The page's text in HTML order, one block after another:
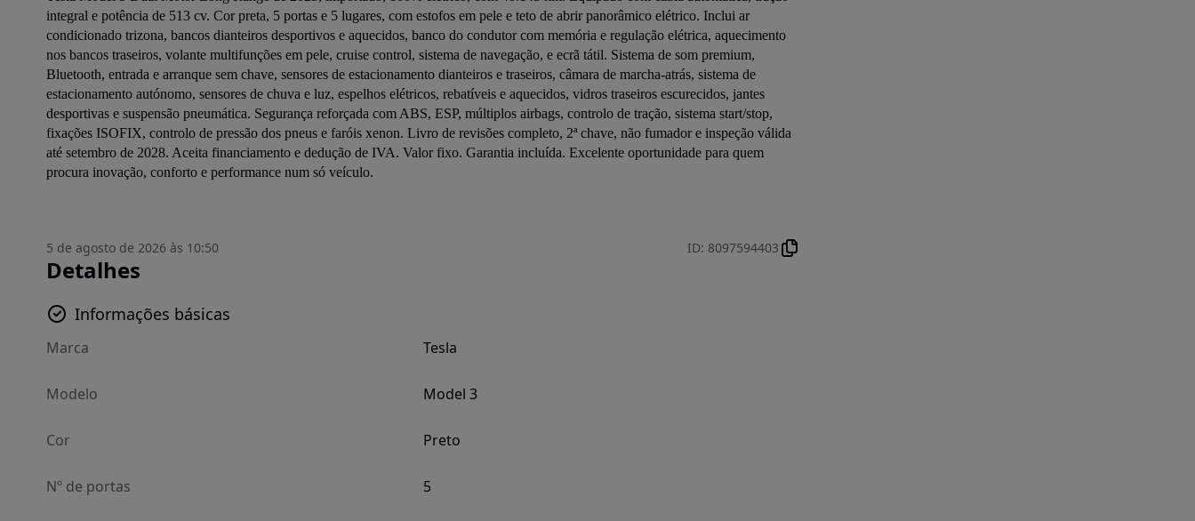
integral e potência de 513 cv. Cor preta, 5 portas e 5 lugares, com estofos em pele e teto de abrir panorâmico elétrico. Inclui ar
condicionado trizona, bancos dianteiros desportivos e aquecidos, banco do condutor com memória e regulação elétrica, aquecimento
nos bancos traseiros, volante multifunções em pele, cruise control, sistema de navegação, e ecrã tátil. Sistema de som premium,
Bluetooth, entrada e arranque sem chave, sensores de estacionamento dianteiros e traseiros, câmara de marcha-atrás, sistema de
estacionamento autónomo, sensores de chuva e luz, espelhos elétricos, rebatíveis e aquecidos, vidros traseiros escurecidos, jantes
desportivas e suspensão pneumática. Segurança reforçada com ABS, ESP, múltiplos airbags, controlo de tração, sistema start/stop,
fixações ISOFIX, controlo de pressão dos pneus e faróis xenon. Livro de revisões completo, 2ª chave, não fumador e inspeção válida
até setembro de 2028. Aceita financiamento e dedução de IVA. Valor fixo. Garantia incluída. Excelente oportunidade para quem
procura inovação, conforto e performance num só veículo.
5 de agosto de 2026 às 10:50 ID: 8097594403
Detalhes
Informações básicas
Marca Tesla
Modelo Model 3
Cor Preto
Nº de portas 5